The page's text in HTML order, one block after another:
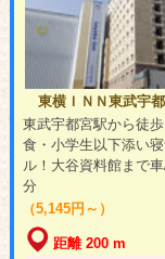
東横ＩＮＮ東武宇
東武宇都宮駅から徒
食・小学生以下添い
ル！大谷資料館まで
分
（5,145円～）
距離 200 m